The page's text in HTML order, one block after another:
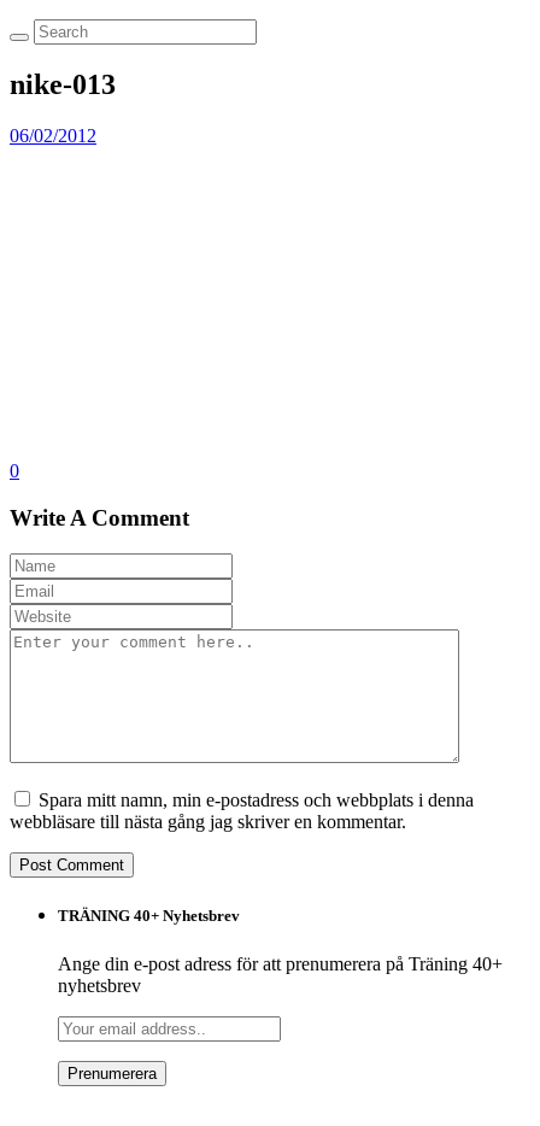
nike-013
06/02/2012
0
Write A Comment
Spara mitt namn, min e-postadress och webbplats i denna
webbläsare till nästa gång jag skriver en kommentar.
TRÄNING 40+ Nyhetsbrev
Ange din e-post adress för att prenumerera på Träning 40+
nyhetsbrev